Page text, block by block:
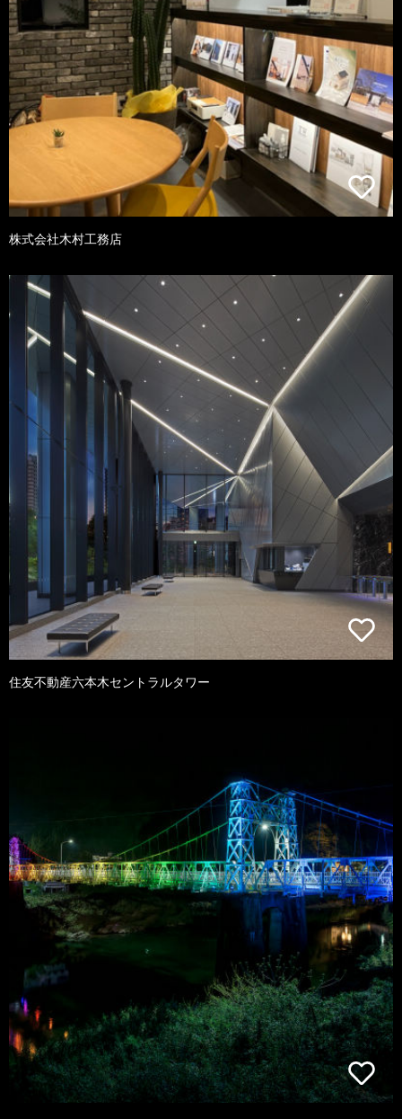
株式会社木村工務店
住友不動産六本木セントラルタワー